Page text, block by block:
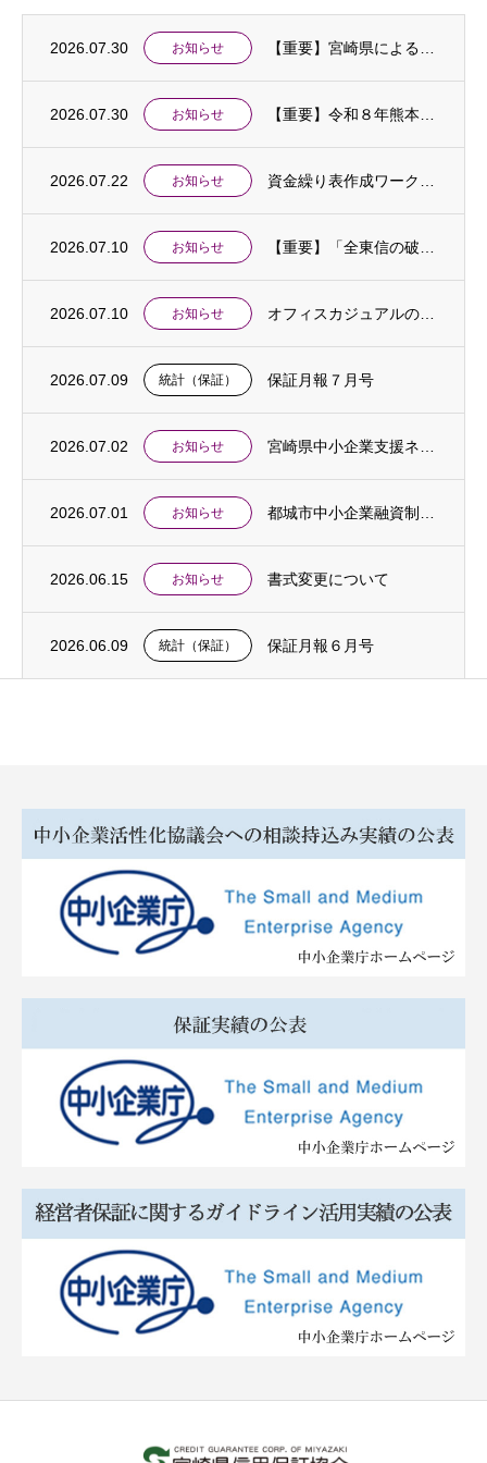
2026.07.30 お知らせ
2026.07.30 お知らせ
2026.07.22 お知らせ
2026.07.10 お知らせ
2026.07.10 お知らせ
2026.07.09 統計（保証） 保証月報７月号
2026.07.02 お知らせ
2026.07.01 お知らせ
2026.06.15 お知らせ 書式変更について
2026.06.09 統計（保証） 保証月報６月号